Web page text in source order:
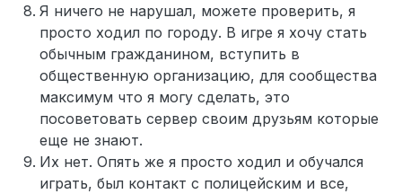
Я ничего не нарушал, можете проверить, я
просто ходил по городу. В игре я хочу стать
обычным гражданином, вступить в
общественную организацию, для сообщества
максимум что я могу сделать, это
посоветовать сервер своим друзьям которые
еще не знают.
Их нет. Опять же я просто ходил и обучался
играть, был контакт с полицейским и все,